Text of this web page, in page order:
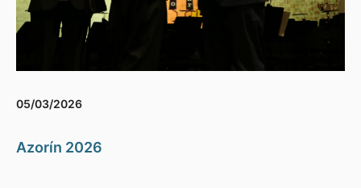
05/03/2026
Azorín 2026